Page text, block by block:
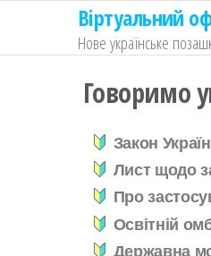
Віртуальний
Нове українське
Говоримо
Закон
Лист щодо
Про
Освітній
Державна